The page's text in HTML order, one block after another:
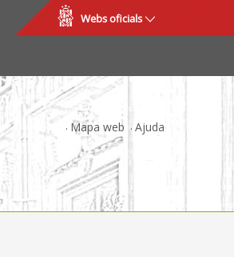
Webs oficials
Mapa web Ajuda